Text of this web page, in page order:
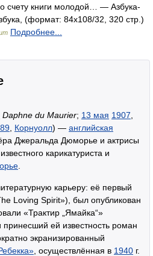
счету книги молодой… — Азбука-
(формат: 84x108/32, 320 стр.)
Подробнее...
Daphne du Maurier; 13 мая 1907
Корнуолл) — английская
Джеральда Дюморье и актрисы
карикатуриста и
карьеру: её первый
Loving Spirit»), был опубликован
«Трактир „Ямайка“»
принесший ей известность роман
экранизированный
, осуществлённая в 1940 г.